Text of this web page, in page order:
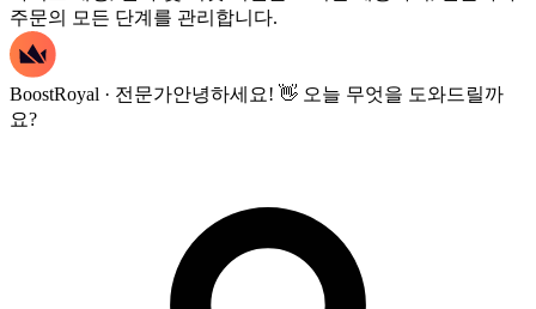
주문의 모든 단계를 관리합니다.
BoostRoyal · 전문가안녕하세요! 👋 오늘 무엇을 도와드릴까
요?